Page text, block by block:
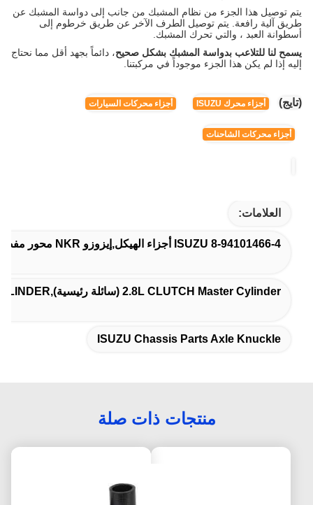
يتم توصيل هذا الجزء من نظام المشبك من جانب إلى دواسة المشبك عن
طريق آلية رافعة. يتم توصيل الطرف الآخر عن طريق خرطوم إلى
أسطوانة العبد ، والتي تحرك المشبك.
يسمح لنا للتلاعب بدواسة المشبك بشكل صحيح، دائماً بجهد أقل مما نحتاج
إليه إذا لم يكن هذا الجزء موجوداً في مركبتنا.
(تايج) أجزاء محرك ISUZU أجزاء محركات السيارات
أجزاء محركات الشاحنات
العلامات:
8-94101466-4 ISUZU أجزاء الهيكل,إيزوزو NKR محور مفصل,إيزوزو أجزاء هيكل محور مفصل
2.8L CLUTCH Master Cylinder (سائلة رئيسية),4JB1-T CLUTCH Master CYLINDER,إسوزو 100 بي كلتش ماستر سيلندر
ISUZU Chassis Parts Axle Knuckle
منتجات ذات صلة